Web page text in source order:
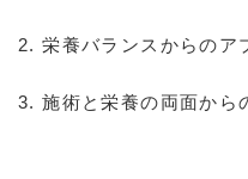
2. 栄養バランスからのア
3. 施術と栄養の両面から